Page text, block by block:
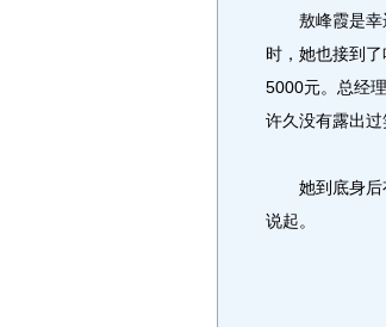
敖峰霞是幸运
时，她也接到
5000元。总经
许久没有露出过
她到底身后有
说起。